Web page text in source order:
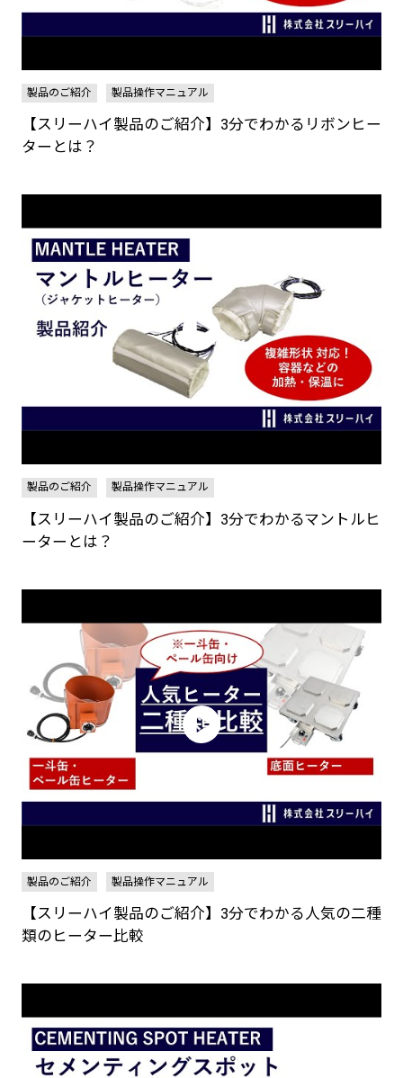
製品のご紹介 製品操作マニュアル
【スリーハイ製品のご紹介】3分でわかるリボンヒー
ターとは？
製品のご紹介 製品操作マニュアル
【スリーハイ製品のご紹介】3分でわかるマントルヒ
ーターとは？
製品のご紹介 製品操作マニュアル
【スリーハイ製品のご紹介】3分でわかる人気の二種
類のヒーター比較